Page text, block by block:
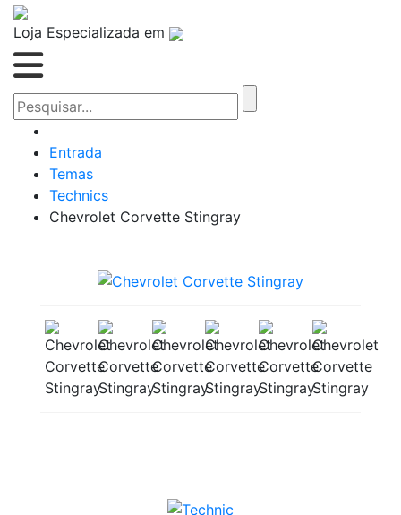
Loja Especializada em
Entrada
Temas
Technics
Chevrolet Corvette Stingray